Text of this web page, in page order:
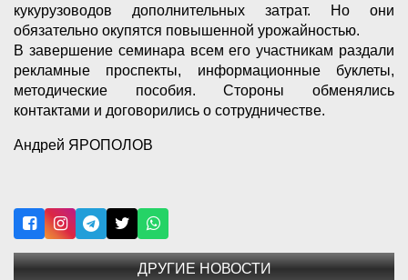
кукурузоводов дополнительных затрат. Но они
обязательно окупятся повышенной урожайностью.
В завершение семинара всем его участникам раздали
рекламные проспекты, информационные буклеты,
методические пособия. Стороны обменялись
контактами и договорились о сотрудничестве.
Андрей ЯРОПОЛОВ
ДРУГИЕ НОВОСТИ